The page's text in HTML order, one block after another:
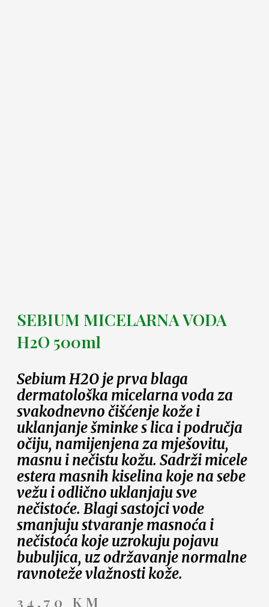
SEBIUM MICELARNA VODA
H2O 500ml
Sebium H2O je prva blaga
dermatološka micelarna voda za
svakodnevno čišćenje kože i
uklanjanje šminke s lica i područja
očiju, namijenjena za mješovitu,
masnu i nečistu kožu. Sadrži micele
estera masnih kiselina koje na sebe
vežu i odlično uklanjaju sve
nečistoće. Blagi sastojci vode
smanjuju stvaranje masnoća i
nečistoća koje uzrokuju pojavu
bubuljica, uz održavanje normalne
ravnoteže vlažnosti kože.
34,70 KM